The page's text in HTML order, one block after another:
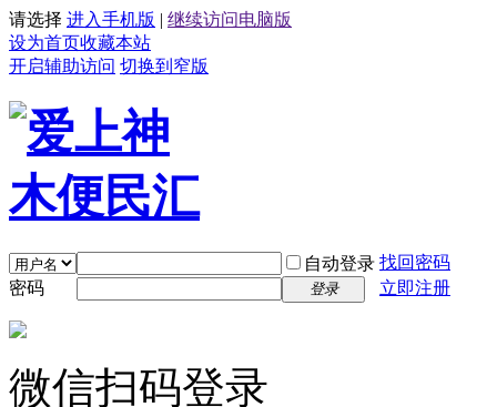
请选择 进入手机版 | 继续访问电脑版
设为首页收藏本站
开启辅助访问 切换到窄版
自动登录 找回密码
密码
登录 立即注册
微信扫码登录